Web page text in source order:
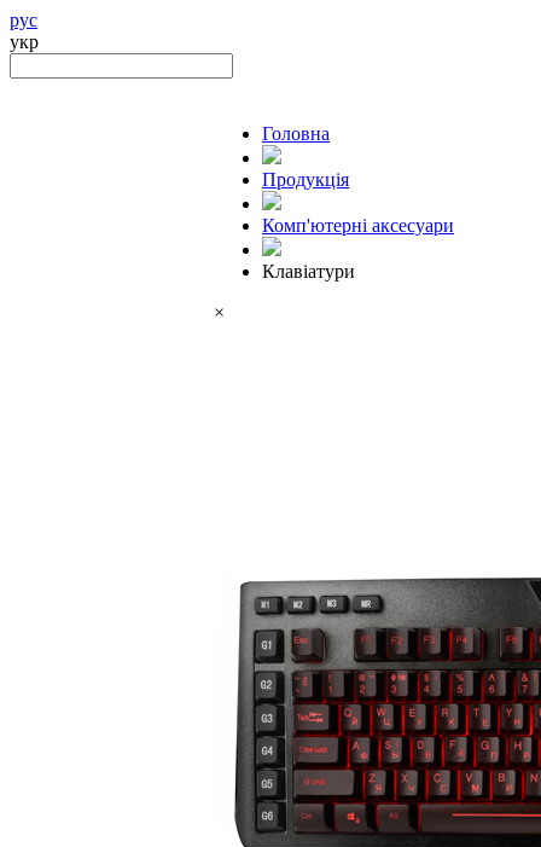
рус
укр
Головна
Продукцiя
Комп'ютерні аксесуари
Клавіатури
×